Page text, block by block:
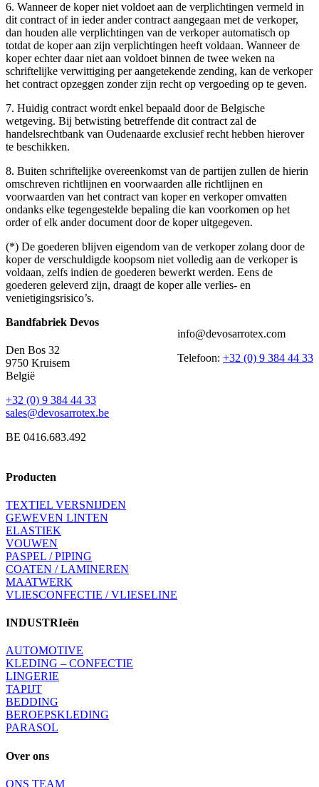
6. Wanneer de koper niet voldoet aan de verplichtingen vermeld in
dit contract of in ieder ander contract aangegaan met de verkoper,
dan houden alle verplichtingen van de verkoper automatisch op
totdat de koper aan zijn verplichtingen heeft voldaan. Wanneer de
koper echter daar niet aan voldoet binnen de twee weken na
schriftelijke verwittiging per aangetekende zending, kan de verkoper
het contract opzeggen zonder zijn recht op vergoeding op te geven.
7. Huidig contract wordt enkel bepaald door de Belgische
wetgeving. Bij betwisting betreffende dit contract zal de
handelsrechtbank van Oudenaarde exclusief recht hebben hierover
te beschikken.
8. Buiten schriftelijke overeenkomst van de partijen zullen de hierin
omschreven richtlijnen en voorwaarden alle richtlijnen en
voorwaarden van het contract van koper en verkoper omvatten
ondanks elke tegengestelde bepaling die kan voorkomen op het
order of elk ander document door de koper uitgegeven.
(*) De goederen blijven eigendom van de verkoper zolang door de
koper de verschuldigde koopsom niet volledig aan de verkoper is
voldaan, zelfs indien de goederen bewerkt werden. Eens de
goederen geleverd zijn, draagt de koper alle verlies- en
venietigingsrisico’s.
info@devosarrotex.com
Telefoon: +32 (0) 9 384 44 33
Bandfabriek Devos
Den Bos 32
9750 Kruisem
België
+32 (0) 9 384 44 33
sales@devosarrotex.be
BE 0416.683.492
Producten
TEXTIEL VERSNIJDEN
GEWEVEN LINTEN
ELASTIEK
VOUWEN
PASPEL / PIPING
COATEN / LAMINEREN
MAATWERK
VLIESCONFECTIE / VLIESELINE
INDUSTRIeën
AUTOMOTIVE
KLEDING – CONFECTIE
LINGERIE
TAPIJT
BEDDING
BEROEPSKLEDING
PARASOL
Over ons
ONS TEAM